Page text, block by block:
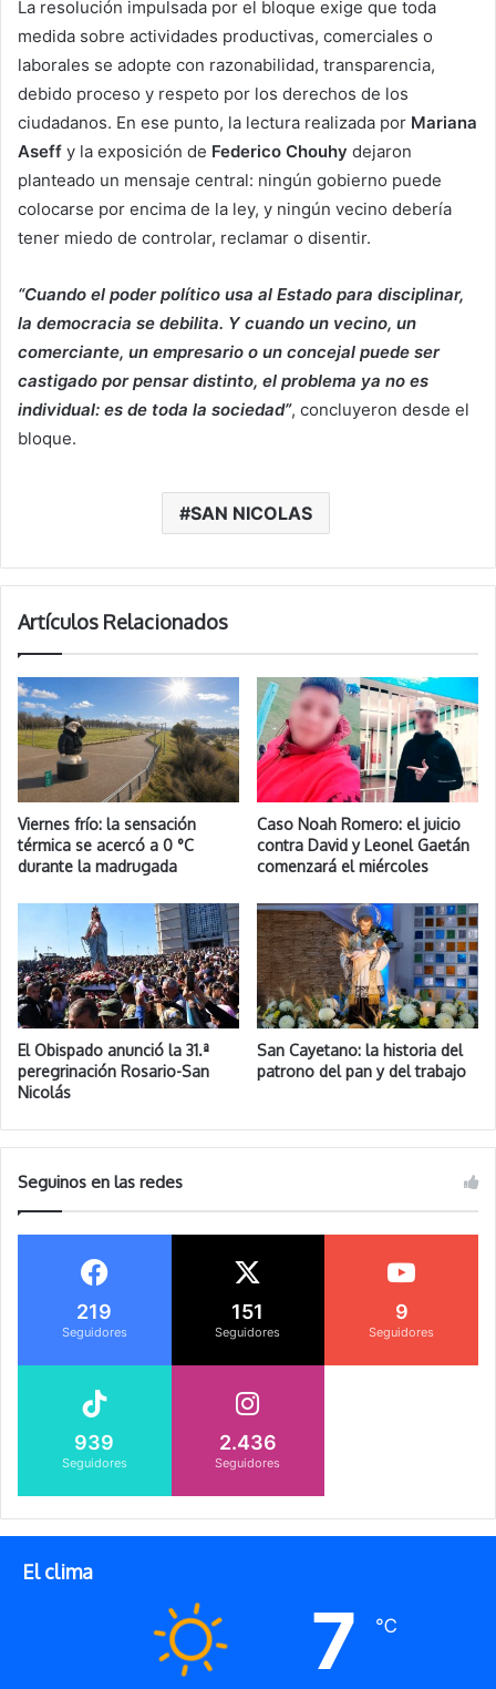
La resolución impulsada por el bloque exige que toda
medida sobre actividades productivas, comerciales o
laborales se adopte con razonabilidad, transparencia,
debido proceso y respeto por los derechos de los
ciudadanos. En ese punto, la lectura realizada por Mariana
Aseff y la exposición de Federico Chouhy dejaron
planteado un mensaje central: ningún gobierno puede
colocarse por encima de la ley, y ningún vecino debería
tener miedo de controlar, reclamar o disentir.
“Cuando el poder político usa al Estado para disciplinar,
la democracia se debilita. Y cuando un vecino, un
comerciante, un empresario o un concejal puede ser
castigado por pensar distinto, el problema ya no es
individual: es de toda la sociedad”, concluyeron desde el
bloque.
SAN NICOLAS
Artículos Relacionados
Viernes frío: la sensación
térmica se acercó a 0 °C
durante la madrugada
Caso Noah Romero: el juicio
contra David y Leonel Gaetán
comenzará el miércoles
El Obispado anunció la 31.ª
peregrinación Rosario-San
Nicolás
San Cayetano: la historia del
patrono del pan y del trabajo
Seguinos en las redes
219
Seguidores
151
Seguidores
9
Seguidores
939
Seguidores
2.436
Seguidores
El clima
7 ℃